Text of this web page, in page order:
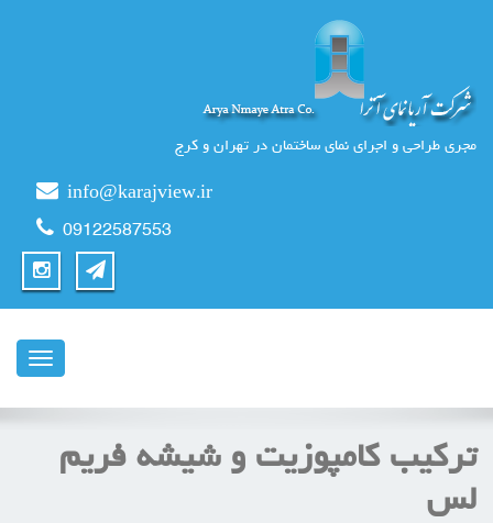
مجری طراحی و اجرای نمای ساختمان در تهران و کرج
info@karajview.ir
09122587553
ناوبری
ترکیب کامپوزیت و شیشه فریم
لس